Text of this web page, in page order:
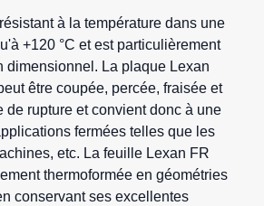
à la température dans une
+120 °C et est particulièrement
dimensionnel. La plaque Lexan
être coupée, percée, fraisée et
de rupture et convient donc à une
fermées telles que les
etc. La feuille Lexan FR
thermoformée en géométries
conservant ses excellentes